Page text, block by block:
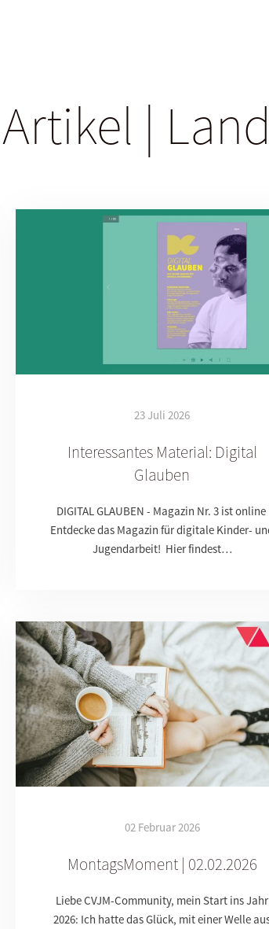
|
23 Juli 2026
Interessantes Material: Digital
Glauben
DIGITAL GLAUBEN - Magazin Nr. 3 ist online
Entdecke das Magazin für digitale Kinder-
Jugendarbeit! Hier findest…
02 Februar 2026
MontagsMoment | 02.02.2026
Liebe CVJM-Community, mein Start ins Jahr
2026: Ich hatte das Glück, mit einer Welle